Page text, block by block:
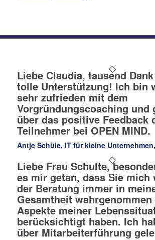
Liebe Claudia, tausend
tolle Unterstützung! Ich bin
sehr zufrieden mit dem
Vorgründungscoaching und
über das positive Feedback
Teilnehmer bei OPEN MIND.
Antje Schüle, IT für kleine
Liebe Frau Schulte,
es mir getan, dass Sie mich
der Beratung immer in
Gesamtheit
Aspekte meiner
berücksichtigt haben. Ich
über Mitarbeiterführung